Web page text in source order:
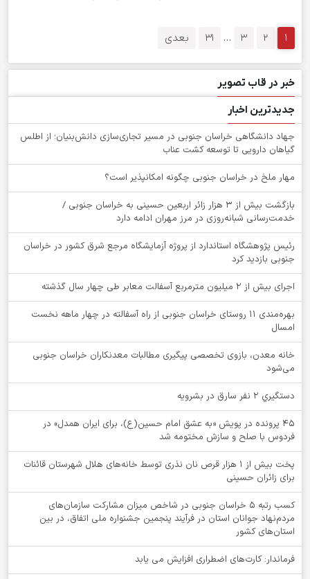
1
2
3
…
31 بعدی
خبر در قاب تصویر
جدیدترین اخبار
جهاد دانشگاهی خراسان جنوبی در مسیر تجاری‌سازی دانش‌بنیان؛ از اطلس
گیاهان دارویی تا توسعه کشت عناب
‌مهار ملخ در خراسان جنوبی چگونه امکانپذیر است؟
بازگشت بیش از ۳ هزار زائر اربعین حسینی به خراسان جنوبی /
خدمت‌رسانی شبانه‌روزی در مرز مهران ادامه دارد
رئیس پژوهشگاه استاندارد از پروژه آزمایشگاه مرجع شرق کشور در خراسان
جنوبی بازدید کرد
اجرای بیش از ۲ میلیون مترمربع آسفالت معابر طی چهار سال گذشته
بهره‌مندی ۱۱ روستای خراسان جنوبی از راه آسفالته در چهار ماهه نخست
امسال
خانه معدن، بازوی تخصصی پیگیری مطالبات معدنکاران خراسان جنوبی
می‌شود
دستگيري 2 نفر سارق در بشرويه
۴۵ پرونده در پویش «به عشق امام حسین(ع)، برای ایران همدل» در
فردوس با صلح و سازش مختومه شد
پخت بیش از 1 هزار قرص نان نذری توسط خانه‌های هلال شهرستان قائنات
برای زائران حسینی
کسب رتبه ۵ خراسان جنوبی در شاخص میزان مشارکت سازمان‌های
مردم‌نهاد جوانان استان در فرآیند پنجمین جشنواره ملی اتفاق، در بین
استان‌های کشور
فرماندار: کارت‌های اضطراری افزایش می یابد